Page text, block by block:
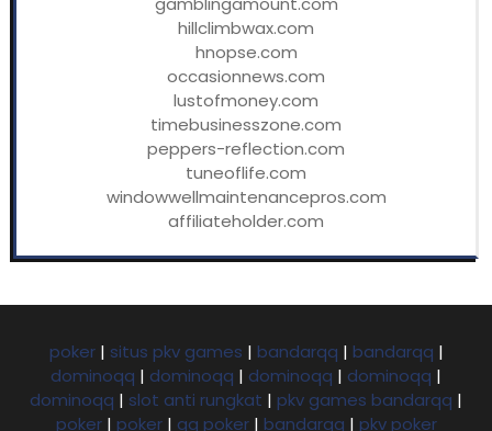
hillclimbwax.com
hnopse.com
occasionnews.com
lustofmoney.com
timebusinesszone.com
peppers-reflection.com
tuneoflife.com
windowwellmaintenancepros.com
affiliateholder.com
poker| situs pkv games | bandarqq | bandarqq |
dominoqq | dominoqq | dominoqq | dominoqq |
dominoqq | slot anti rungkat | pkv games bandarqq |
poker| poker| qq poker| bandarqq | pkv poker